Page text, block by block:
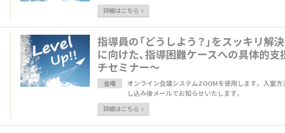
詳細はこちら
指導員の「どうしよう？」をスッキリ解
に向けた、指導困難ケースへの具体的支
チセミナー〜
会場
オンライン会議システムZOOMを使用します。 入室方
し込み後メールでお知らせいたします。
詳細はこちら